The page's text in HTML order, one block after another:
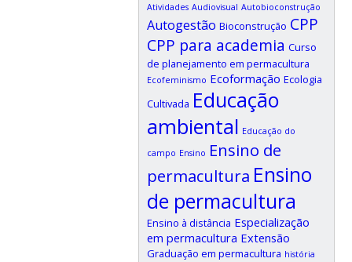
Atividades Audiovisual Autobioconstrução
Autogestão Bioconstrução CPP
CPP para academia Curso
de planejamento em permacultura
Ecofeminismo Ecoformação Ecologia
Cultivada Educação
ambiental Educação do
campo Ensino Ensino de
permacultura Ensino
de permacultura
Ensino à distância Especialização
em permacultura Extensão
Graduação em permacultura história